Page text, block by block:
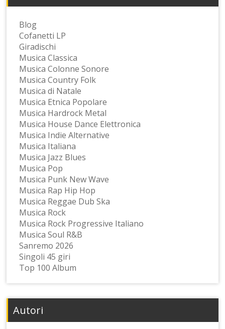
Blog
Cofanetti LP
Giradischi
Musica Classica
Musica Colonne Sonore
Musica Country Folk
Musica di Natale
Musica Etnica Popolare
Musica Hardrock Metal
Musica House Dance Elettronica
Musica Indie Alternative
Musica Italiana
Musica Jazz Blues
Musica Pop
Musica Punk New Wave
Musica Rap Hip Hop
Musica Reggae Dub Ska
Musica Rock
Musica Rock Progressive Italiano
Musica Soul R&B
Sanremo 2026
Singoli 45 giri
Top 100 Album
Autori